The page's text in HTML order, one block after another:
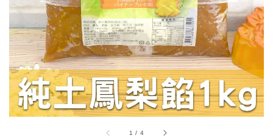
1 / 4